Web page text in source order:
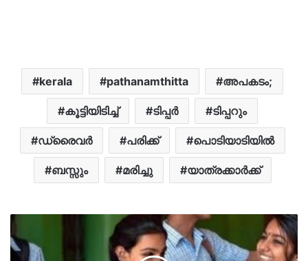
kerala pathanamthitta അപകടം;
കൂട്ടിയിടിച്ച് ടിപ്പർ ടിപ്പറും
ഡ്രൈവർ പരിക്ക് പൊടിയാടിയിൽ
ബസ്സും മരിച്ചു യാത്രക്കാർക്ക്‌